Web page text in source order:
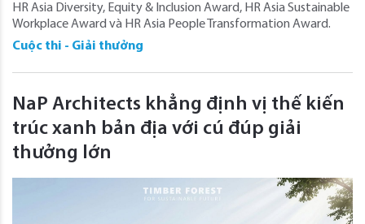
HR Asia Diversity, Equity & Inclusion Award, HR Asia Sustainable
Workplace Award và HR Asia People Transformation Award.
Cuộc thi - Giải thưởng
NaP Architects khẳng định vị thế kiến
trúc xanh bản địa với cú đúp giải
thưởng lớn